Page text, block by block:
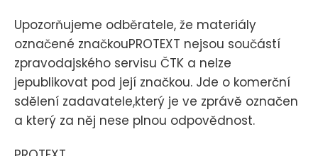
Upozorňujeme odběratele, že materiály
označené značkouPROTEXT nejsou součástí
zpravodajského servisu ČTK a nelze
jepublikovat pod její značkou. Jde o komerční
sdělení zadavatele,který je ve zprávě označen
a který za něj nese plnou odpovědnost.